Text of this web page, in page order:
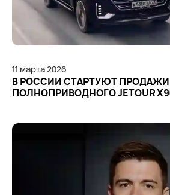
11 марта2026
В РОССИИ СТАРТУЮТ ПРОДАЖИ
ПОЛНОПРИВОДНОГО JETOUR